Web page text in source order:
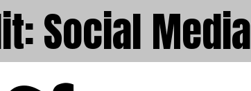
Social Media